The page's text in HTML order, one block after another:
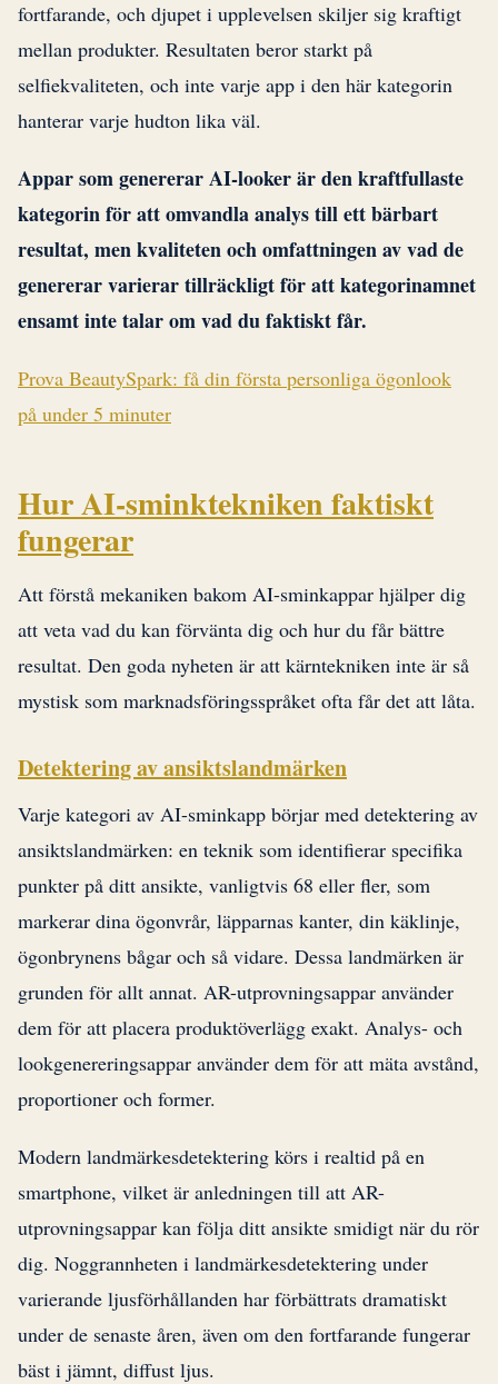
fortfarande, och djupet i upplevelsen skiljer sig kraftigt
mellan produkter. Resultaten beror starkt på
selfiekvaliteten, och inte varje app i den här kategorin
hanterar varje hudton lika väl.
Appar som genererar AI-looker är den kraftfullaste
kategorin för att omvandla analys till ett bärbart
resultat, men kvaliteten och omfattningen av vad de
genererar varierar tillräckligt för att kategorinamnet
ensamt inte talar om vad du faktiskt får.
Prova BeautySpark: få din första personliga ögonlook
på under 5 minuter
Hur AI-sminktekniken faktiskt
fungerar
Att förstå mekaniken bakom AI-sminkappar hjälper dig
att veta vad du kan förvänta dig och hur du får bättre
resultat. Den goda nyheten är att kärntekniken inte är så
mystisk som marknadsföringsspråket ofta får det att låta.
Detektering av ansiktslandmärken
Varje kategori av AI-sminkapp börjar med detektering av
ansiktslandmärken: en teknik som identifierar specifika
punkter på ditt ansikte, vanligtvis 68 eller fler, som
markerar dina ögonvrår, läpparnas kanter, din käklinje,
ögonbrynens bågar och så vidare. Dessa landmärken är
grunden för allt annat. AR-utprovningsappar använder
dem för att placera produktöverlägg exakt. Analys- och
lookgenereringsappar använder dem för att mäta avstånd,
proportioner och former.
Modern landmärkesdetektering körs i realtid på en
smartphone, vilket är anledningen till att AR-
utprovningsappar kan följa ditt ansikte smidigt när du rör
dig. Noggrannheten i landmärkesdetektering under
varierande ljusförhållanden har förbättrats dramatiskt
under de senaste åren, även om den fortfarande fungerar
bäst i jämnt, diffust ljus.